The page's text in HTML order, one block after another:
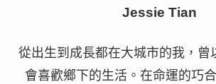
Jessie Tian
從出生到成長都在大城市的我，曾
會喜歡鄉下的生活。在命運的巧